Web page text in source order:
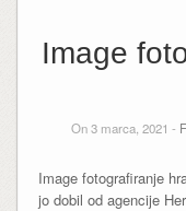
Image
On 3 marca, 2021 -
Image fotografiranje
jo dobil od agencije